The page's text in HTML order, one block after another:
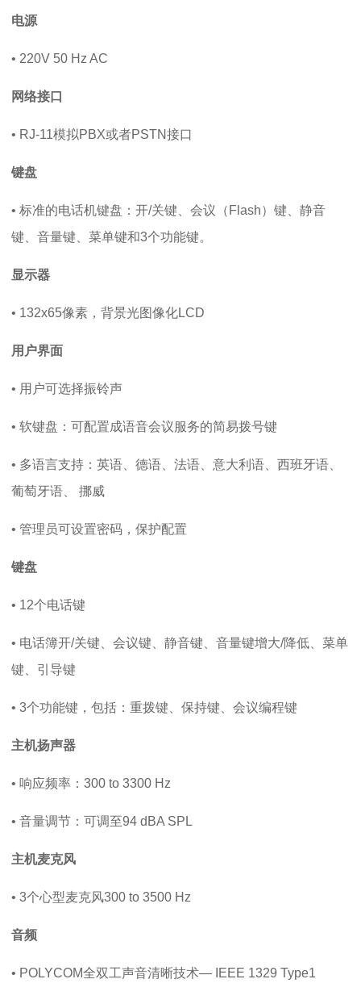
电源
• 220V 50 Hz AC
网络接口
• RJ-11模拟PBX或者PSTN接口
键盘
• 标准的电话机键盘：开/关键、会议（Flash）键、静音
键、音量键、菜单键和3个功能键。
显示器
• 132x65像素，背景光图像化LCD
用户界面
• 用户可选择振铃声
• 软键盘：可配置成语音会议服务的简易拨号键
• 多语言支持：英语、德语、法语、意大利语、西班牙语、
葡萄牙语、 挪威
• 管理员可设置密码，保护配置
键盘
• 12个电话键
• 电话簿开/关键、会议键、静音键、音量键增大/降低、菜单
键、引导键
• 3个功能键，包括：重拨键、保持键、会议编程键
主机扬声器
• 响应频率：300 to 3300 Hz
• 音量调节：可调至94 dBA SPL
主机麦克风
• 3个心型麦克风300 to 3500 Hz
音频
• POLYCOM全双工声音清晰技术— IEEE 1329 Type1